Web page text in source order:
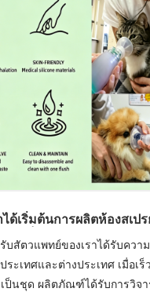
ด้เริ่มต้นการผลิตห้องสเป
ทย์เป็นจำนวนมาก และเรา
างต่อเนื่องจากตลาดทั้งใน
บสัตวแพทย์ของเราได้รับควา
ระเทศและต่างประเทศ เมื่อเร็
ป็นชุด ผลิตภัณฑ์ได้รับการวิจ